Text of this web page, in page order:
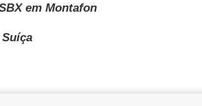
em Montafon